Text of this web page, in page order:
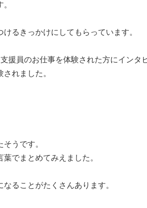
るきっかけにしてもらっています。
援員のお仕事を体験された方にインタ
れました。
うです。
でまとめてみえました。
ることがたくさんあります。